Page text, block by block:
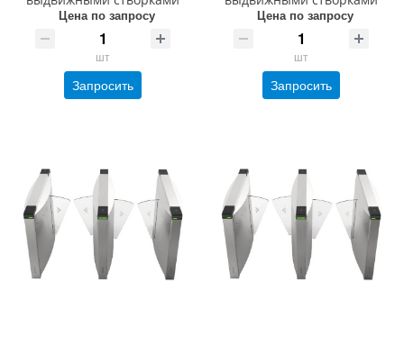
Цена по запросу
шт
Запросить
Цена по запросу
шт
Запросить